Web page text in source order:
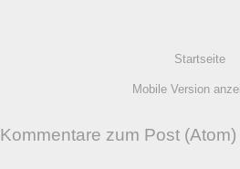
Startseite
Mobile Version
Kommentare zum Post (Atom)